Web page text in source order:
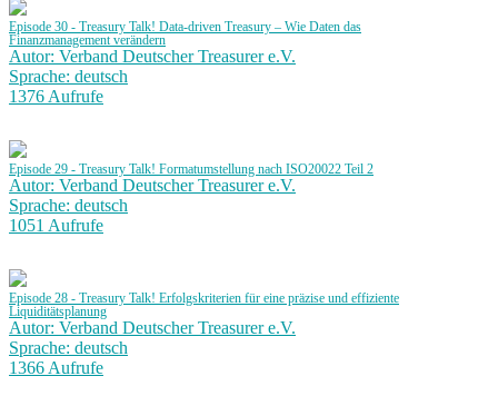
Episode 30 - Treasury Talk! Data-driven Treasury – Wie Daten das
Finanzmanagement verändern
Autor: Verband Deutscher Treasurer e.V.
Sprache: deutsch
1376 Aufrufe
Episode 29 - Treasury Talk! Formatumstellung nach ISO20022 Teil 2
Autor: Verband Deutscher Treasurer e.V.
Sprache: deutsch
1051 Aufrufe
Episode 28 - Treasury Talk! Erfolgskriterien für eine präzise und effiziente
Liquiditätsplanung
Autor: Verband Deutscher Treasurer e.V.
Sprache: deutsch
1366 Aufrufe